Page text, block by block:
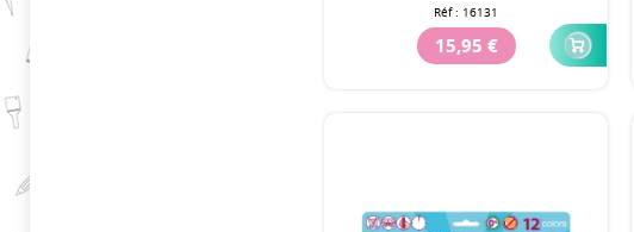
Réf : 16131
15,95 €